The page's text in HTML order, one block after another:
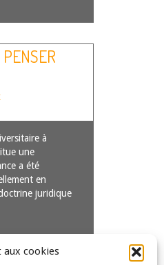
aux cookies
à
une
a été
en
juridique